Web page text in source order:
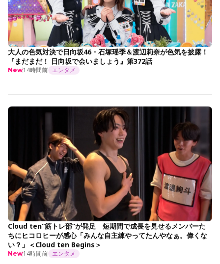
大人の色気対決で日向坂46・石塚瑶季＆渡辺莉奈が色気を披露！
『まだまだ！ 日向坂で会いましょう』第372話
New14時間前 エンタメ
Cloud ten“筋トレ部”が発足 短期間で成長を見せるメンバーた
ちにヒコロヒーが感心「みんな自主練やってたんやなぁ。偉くな
い？」＜Cloud ten Begins＞
New14時間前 エンタメ